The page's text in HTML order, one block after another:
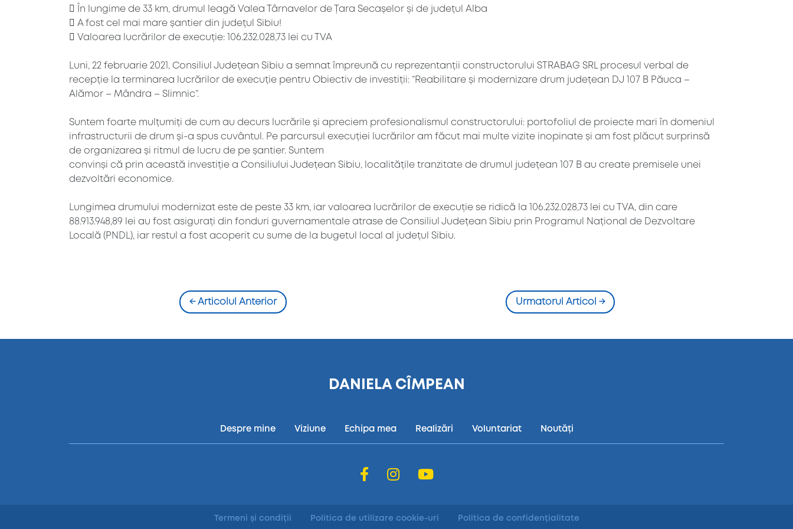
 În lungime de 33 km, drumul leagă Valea Târnavelor de Țara Secașelor și de județul Alba
 A fost cel mai mare șantier din județul Sibiu!
 Valoarea lucrărilor de execuție: 106.232.028,73 lei cu TVA
Luni, 22 februarie 2021, Consiliul Județean Sibiu a semnat împreună cu reprezentanții constructorului STRABAG SRL procesul verbal de
recepție la terminarea lucrărilor de execuție pentru Obiectiv de investiții: ”Reabilitare și modernizare drum județean DJ 107 B Păuca –
Alămor – Mândra – Slimnic”.
Suntem foarte mulțumiți de cum au decurs lucrările și apreciem profesionalismul constructorului: portofoliul de proiecte mari în domeniul
infrastructurii de drum și-a spus cuvântul. Pe parcursul execuției lucrărilor am făcut mai multe vizite inopinate și am fost plăcut surprinsă
de organizarea și ritmul de lucru de pe șantier. Suntem
convinși că prin această investiție a Consiliului Județean Sibiu, localitățile tranzitate de drumul județean 107 B au create premisele unei
dezvoltări economice.
Lungimea drumului modernizat este de peste 33 km, iar valoarea lucrărilor de execuție se ridică la 106.232.028,73 lei cu TVA, din care
88.913.948,89 lei au fost asigurați din fonduri guvernamentale atrase de Consiliul Județean Sibiu prin Programul Național de Dezvoltare
Locală (PNDL), iar restul a fost acoperit cu sume de la bugetul local al județul Sibiu.
←Articolul Anterior Urmatorul Articol →
DANIELA CÎMPEAN
Despre mine Viziune Echipa mea Realizări Voluntariat Noutăți
Termeni și condiții Politica de utilizare cookie-uri Politica de confidențialitate